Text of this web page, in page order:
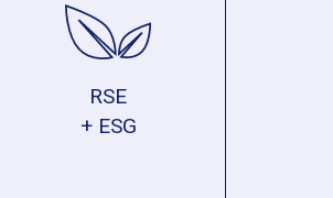
RSE
+ ESG